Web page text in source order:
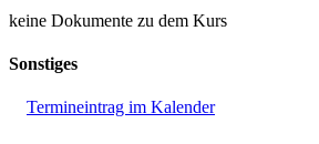
keine Dokumente zu dem Kurs
Sonstiges
Termineintrag im Kalender